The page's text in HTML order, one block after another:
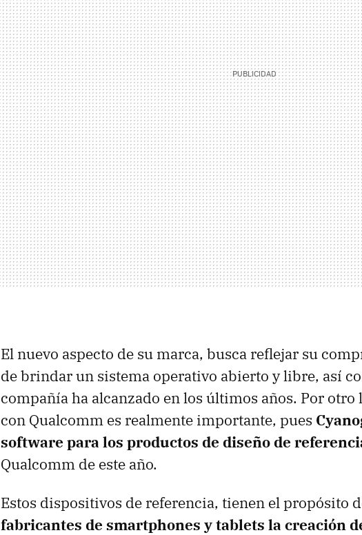
El nuevo aspecto de su marca, busca reflejar su
de brindar un sistema operativo abierto y libre, así
compañía ha alcanzado en los últimos años. Por otro
con Qualcomm es realmente importante, pues
software para los productos de diseño de
Qualcomm de este año.
Estos dispositivos de referencia, tienen el propósito
fabricantes de smartphones y tablets la creación